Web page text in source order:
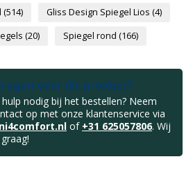
(514) Gliss Design Spiegel Lios (4)
(20) Spiegel rond (166)
over dit product?
nodig bij het bestellen? Neem
op met onze klantenservice via
of +31 625057806. Wij